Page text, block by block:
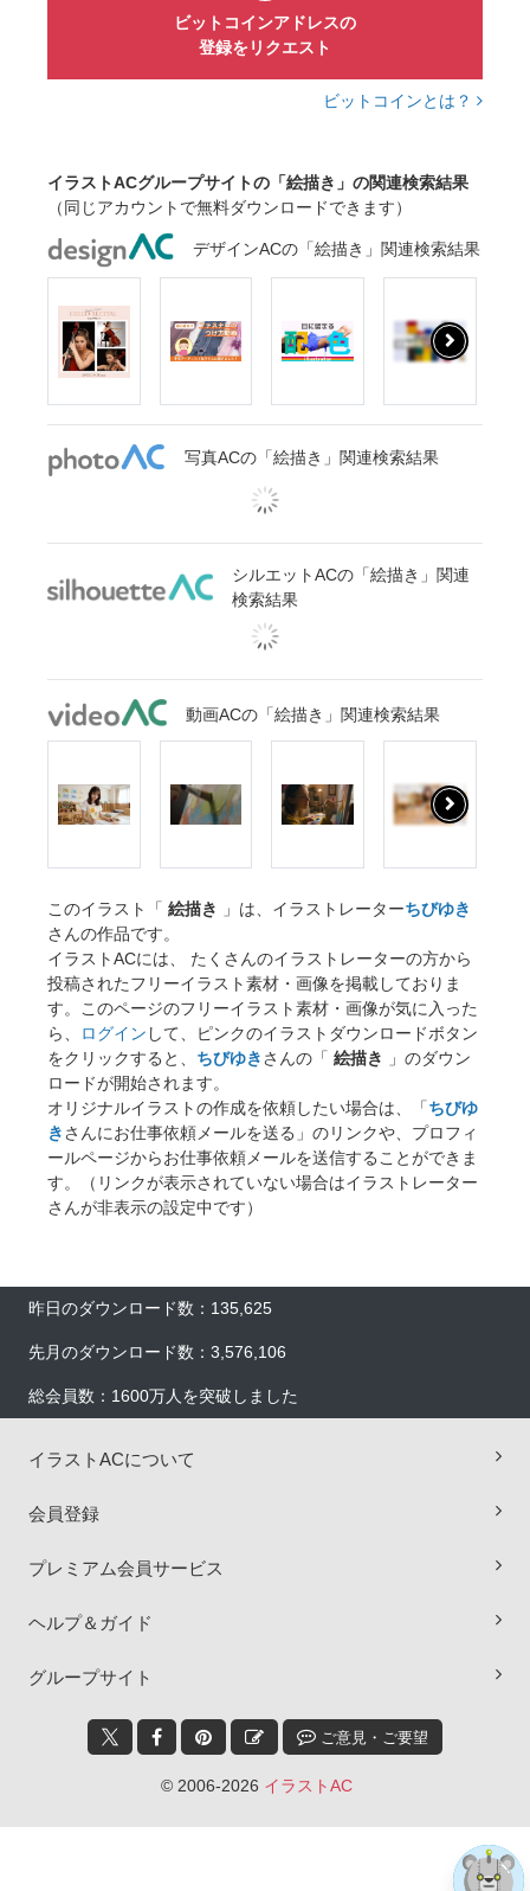
ビットコインアドレスの
登録をリクエスト
ビットコインとは？
イラストACグループサイトの「絵描き」の関連検索結果
（同じアカウントで無料ダウンロードできます）
デザインACの「絵描き」関連検索結果
写真ACの「絵描き」関連検索結果
シルエットACの「絵描き」関連
検索結果
動画ACの「絵描き」関連検索結果
このイラスト「 絵描き 」は、イラストレーターちびゆき
さんの作品です。
イラストACには、 たくさんのイラストレーターの方から
投稿されたフリーイラスト素材・画像を掲載しておりま
す。このページのフリーイラスト素材・画像が気に入った
ら、
ログイン して、ピンクのイラストダウンロードボタン
をクリックすると、 ちびゆきさんの「 絵描き
」のダウン
ロードが開始されます。
オリジナルイラストの作成を依頼したい場合は、「ちびゆ
きさんにお仕事依頼メールを送る」のリンクや、プロフィ
ールページからお仕事依頼メールを送信することができま
す。（リンクが表示されていない場合はイラストレーター
さんが非表示の設定中です）
昨日のダウンロード数：135,625
先月のダウンロード数：3,576,106
総会員数：1600万人を突破しました
イラストACについて
会員登録
プレミアム会員サービス
ヘルプ＆ガイド
グループサイト
ご意見・ご要望
© 2006-2026 イラストAC